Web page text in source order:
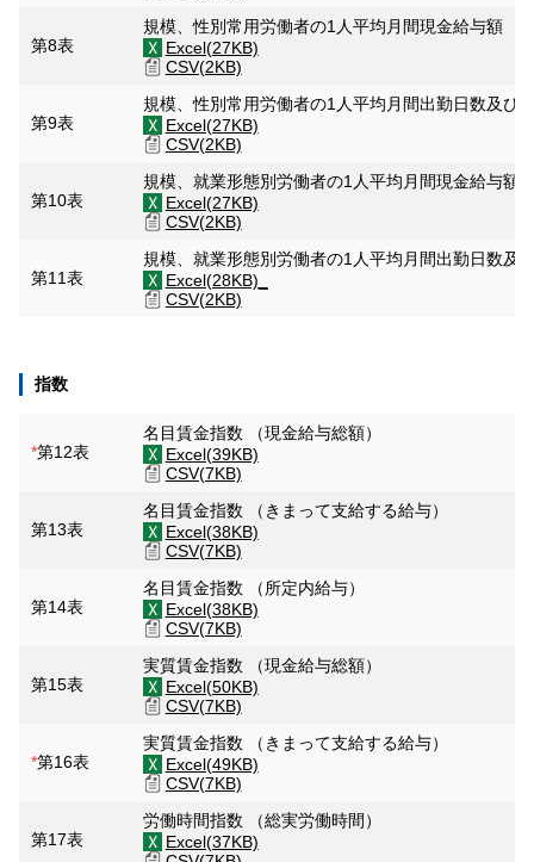
第8表
規模、性別常用労働者の1人平均月間現金給与額
Excel(27KB)
CSV(2KB)
第9表
規模、性別常用労働者の1人平均月間出勤日数及び
Excel(27KB)
CSV(2KB)
第10表
規模、就業形態別労働者の1人平均月間現金給与額
Excel(27KB)
CSV(2KB)
第11表
規模、就業形態別労働者の1人平均月間出勤日数及
Excel(28KB)_
CSV(2KB)
指数
*第12表
名目賃金指数 （現金給与総額）
Excel(39KB)
CSV(7KB)
第13表
名目賃金指数 （きまって支給する給与）
Excel(38KB)
CSV(7KB)
第14表
名目賃金指数 （所定内給与）
Excel(38KB)
CSV(7KB)
第15表
実質賃金指数 （現金給与総額）
Excel(50KB)
CSV(7KB)
*第16表
実質賃金指数 （きまって支給する給与）
Excel(49KB)
CSV(7KB)
第17表
労働時間指数 （総実労働時間）
Excel(37KB)